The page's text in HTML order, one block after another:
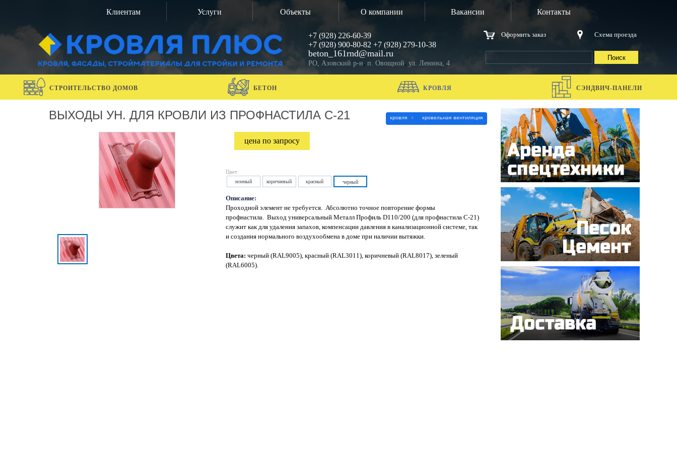
Клиентам Услуги Объекты О компании Вакансии Контакты
+7 (928) 226-60-39
+7 (928) 900-80-82 +7 (928) 279-10-38
beton_161rnd@mail.ru
РО, Азовский р-н, п. Овощной, ул. Ленина, 4
Оформить заказ Схема проезда
СТРОИТЕЛЬСТВО ДОМОВ БЕТОН КРОВЛЯ СЭНДВИЧ-ПАНЕЛИ
кровля кровельная вентиляция
ВЫХОДЫ УН. ДЛЯ КРОВЛИ ИЗ ПРОФНАСТИЛА С-21
цена по запросу
Цвет
зеленый коричневый красный черный
Описание:
Проходной элемент не требуется. Абсолютно точное повторение формы
профнастила. Выход универсальный Металл Профиль D110/200 (для профнастила С-21)
служит как для удаления запахов, компенсации давления в канализационной системе, так
и создания нормального воздухообмена в доме при наличии вытяжки.
Цвета: черный (RAL9005), красный (RAL3011), коричневый (RAL8017), зеленый
(RAL6005).